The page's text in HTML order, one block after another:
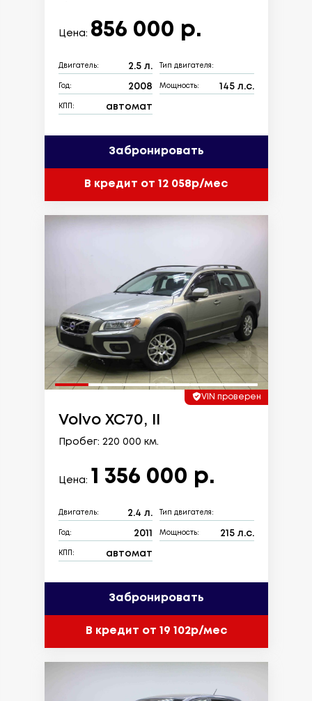
Цена: 856 000 р.
Двигатель: 2.5 л. Тип двигателя:
Год: 2008 Мощность: 145 л.с.
КПП: автомат
Забронировать
В кредит от 12 058р/мес
VIN проверен
Volvo XC70, II
Пробег: 220 000 км.
Цена: 1 356 000 р.
Двигатель: 2.4 л. Тип двигателя:
Год: 2011 Мощность: 215 л.с.
КПП: автомат
Забронировать
В кредит от 19 102р/мес